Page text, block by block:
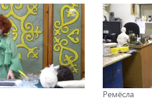
Ремёсла